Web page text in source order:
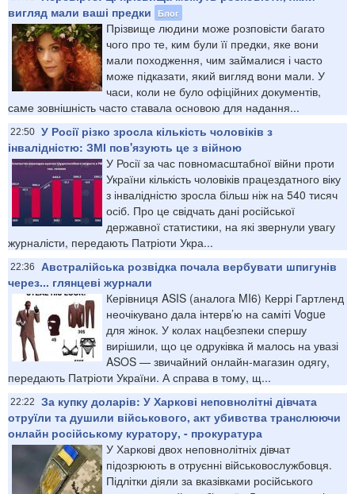
вигляд мали ваші предки
Блог
Прізвище людини може розповісти багато
чого про те, ким були її предки, яке вони
мали походження, чим займалися і часто
може підказати, який вигляд вони мали. У
часи, коли не було офіційних документів,
саме зовнішність часто ставала основою для надання...
22:50 У Росії різко зросла кількість чоловіків з
інвалідністю: ЗМІ пов'язують це з війною
У Росії за час повномасштабної війни проти
України кількість чоловіків працездатного віку
з інвалідністю зросла більш ніж на 540 тисяч
осіб. Про це свідчать дані російської
державної статистики, на які звернули увагу
журналісти, передають Патріоти Укра...
22:36
Австралійська розвідка почала вербувати шпигунів
через... глянцеві журнали
Керівниця ASIS (аналога MI6) Керрі Гартленд
неочікувано дала інтерв’ю на саміті Vogue
для жінок. У колах нацбезпеки спершу
вирішили, що це одруківка й малось на увазі
ASOS — звичайний онлайн-магазин одягу,
передають Патріоти України. А справа в тому, щ...
22:22
За купку доларів: У Харкові неповнолітні дівчата
отруїли та душили військового, акт убивства транслюючи
онлайн російському куратору, - прокуратура
У Харкові двох неповнолітніх дівчат
підозрюють в отруєнні військовослужбовця.
Підлітки діяли за вказівками російського